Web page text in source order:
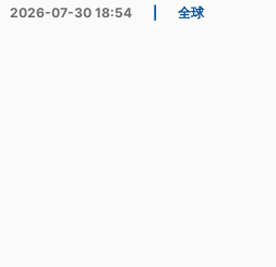
2026-07-30 18:54 全球